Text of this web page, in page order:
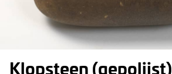
Klopsteen (gepolijst)